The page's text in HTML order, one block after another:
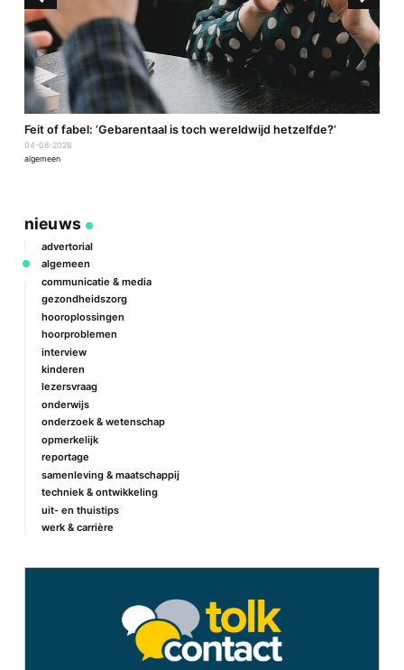
Feit of fabel: ‘Gebarentaal is toch wereldwijd hetzelfde?’
04-08-2026
algemeen
nieuws
advertorial
algemeen
communicatie & media
gezondheidszorg
hooroplossingen
hoorproblemen
interview
kinderen
lezersvraag
onderwijs
onderzoek & wetenschap
opmerkelijk
reportage
samenleving & maatschappij
techniek & ontwikkeling
uit- en thuistips
werk & carrière